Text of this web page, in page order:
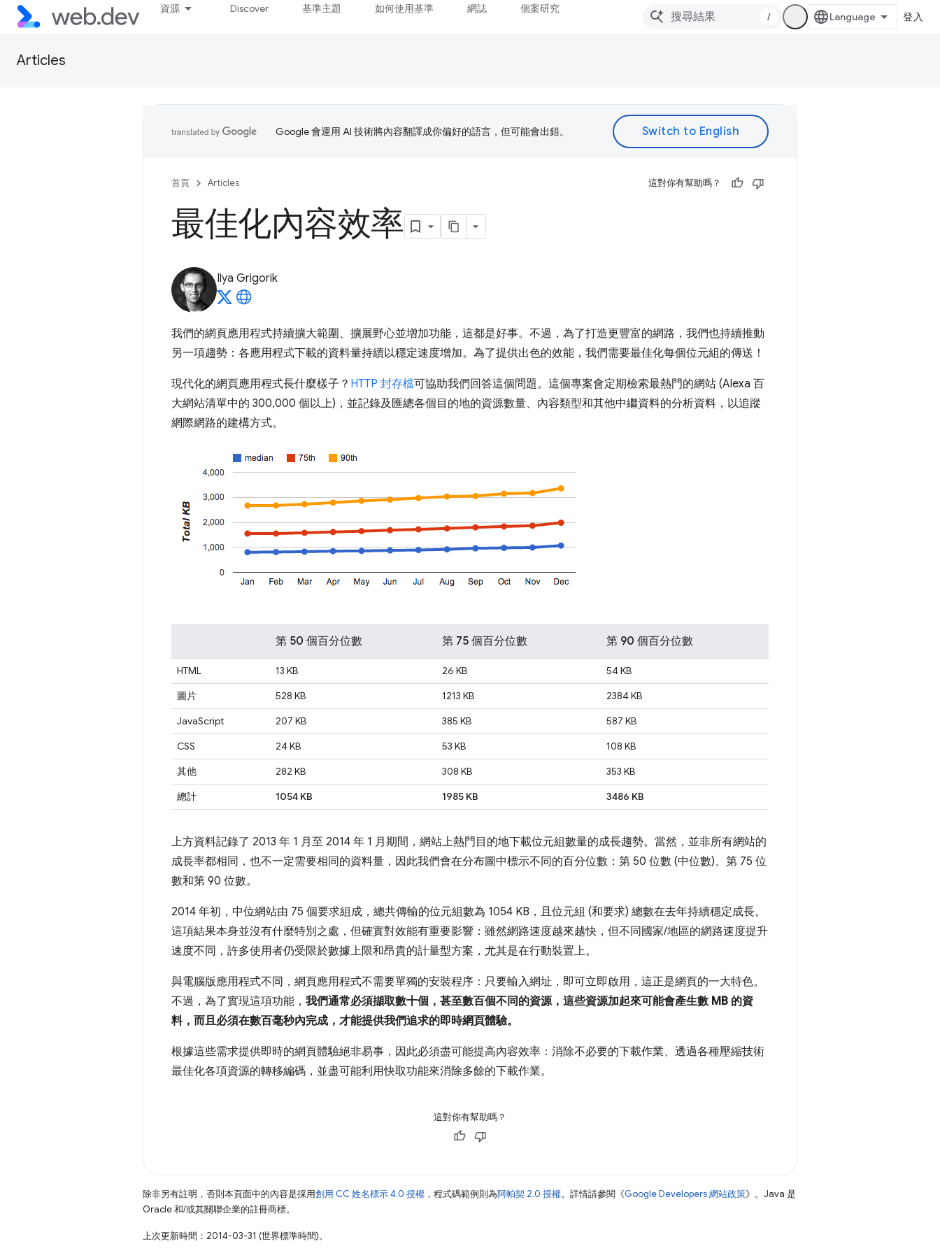
資源 Discover 基準主題 如何使用基準 網誌 個案研究
/ 登入
Articles
Google 會運用 AI 技術將內容翻譯成你偏好的語言，但可能會出錯。
首頁 Articles 這對你有幫助嗎？
最佳化內容效率
Ilya Grigorik
我們的網頁應用程式持續擴大範圍、擴展野心並增加功能，這都是好事。不過，為了打造更豐富的網路，我們也持續推動
另一項趨勢：各應用程式下載的資料量持續以穩定速度增加。為了提供出色的效能，我們需要最佳化每個位元組的傳送！
現代化的網頁應用程式長什麼樣子？ HTTP 封存檔可協助我們回答這個問題。這個專案會定期檢索最熱門的網站 (Alexa 百
大網站清單中的 300,000 個以上)，並記錄及匯總各個目的地的資源數量、內容類型和其他中繼資料的分析資料，以追蹤
網際網路的建構方式。
第 50 個百分位數 第 75 個百分位數 第 90 個百分位數
HTML 13 KB 26 KB
54 KB
圖片
528 KB 1213 KB
2384 KB
JavaScript
207 KB 385 KB
587 KB
CSS
24 KB 53 KB
108 KB
其他
282 KB 308 KB
353 KB
總計
1054 KB 1985 KB 3486 KB
上方資料記錄了 2013 年 1 月至 2014 年 1 月期間，網站上熱門目的地下載位元組數量的成長趨勢。當然，並非所有網站的
成長率都相同，也不一定需要相同的資料量，因此我們會在分布圖中標示不同的百分位數：第 50 位數 (中位數)、第 75 位
數和第 90 位數。
2014 年初，中位網站由 75 個要求組成，總共傳輸的位元組數為 1054 KB，且位元組 (和要求) 總數在去年持續穩定成長。
這項結果本身並沒有什麼特別之處，但確實對效能有重要影響：雖然網路速度越來越快，但不同國家/地區的網路速度提升
速度不同，許多使用者仍受限於數據上限和昂貴的計量型方案，尤其是在行動裝置上。
與電腦版應用程式不同，網頁應用程式不需要單獨的安裝程序：只要輸入網址，即可立即啟用，這正是網頁的一大特色。
不過，為了實現這項功能， 我們通常必須擷取數十個，甚至數百個不同的資源，這些資源加起來可能會產生數 MB 的資
料，而且必須在數百毫秒內完成，才能提供我們追求的即時網頁體驗。
根據這些需求提供即時的網頁體驗絕非易事，因此必須盡可能提高內容效率：消除不必要的下載作業、透過各種壓縮技術
最佳化各項資源的轉移編碼，並盡可能利用快取功能來消除多餘的下載作業。
這對你有幫助嗎？
除非另有註明，否則本頁面中的內容是採用創用 CC 姓名標示 4.0 授權 ，程式碼範例則為阿帕契 2.0 授權。詳情請參閱《Google Developers 網站政策》。Java 是
Oracle 和/或其關聯企業的註冊商標。
上次更新時間：2014-03-31 (世界標準時間)。